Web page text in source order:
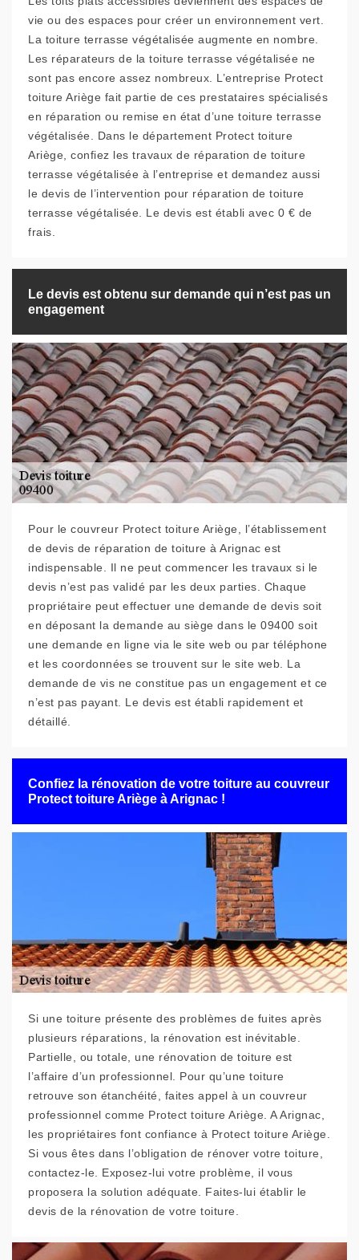
vie ou des espaces pour créer un environnement vert.
La toiture terrasse végétalisée augmente en nombre.
Les réparateurs de la toiture terrasse végétalisée ne
sont pas encore assez nombreux. L’entreprise Protect
toiture Ariège fait partie de ces prestataires spécialisés
en réparation ou remise en état d’une toiture terrasse
végétalisée. Dans le département Protect toiture
Ariège, confiez les travaux de réparation de toiture
terrasse végétalisée à l’entreprise et demandez aussi
le devis de l’intervention pour réparation de toiture
terrasse végétalisée. Le devis est établi avec 0 € de
frais.
Le devis est obtenu sur demande qui n’est pas un
engagement
Pour le couvreur Protect toiture Ariège, l’établissement
de devis de réparation de toiture à Arignac est
indispensable. Il ne peut commencer les travaux si le
devis n’est pas validé par les deux parties. Chaque
propriétaire peut effectuer une demande de devis soit
en déposant la demande au siège dans le 09400 soit
une demande en ligne via le site web ou par téléphone
et les coordonnées se trouvent sur le site web. La
demande de vis ne constitue pas un engagement et ce
n’est pas payant. Le devis est établi rapidement et
détaillé.
Confiez la rénovation de votre toiture au couvreur
Protect toiture Ariège à Arignac !
Si une toiture présente des problèmes de fuites après
plusieurs réparations, la rénovation est inévitable.
Partielle, ou totale, une rénovation de toiture est
l’affaire d’un professionnel. Pour qu’une toiture
retrouve son étanchéité, faites appel à un couvreur
professionnel comme Protect toiture Ariège. A Arignac,
les propriétaires font confiance à Protect toiture Ariège.
Si vous êtes dans l’obligation de rénover votre toiture,
contactez-le. Exposez-lui votre problème, il vous
proposera la solution adéquate. Faites-lui établir le
devis de la rénovation de votre toiture.